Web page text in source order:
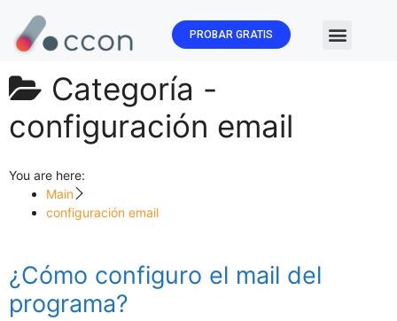
PROBAR GRATIS
Categoría -
configuración email
You are here:
Main
configuración email
¿Cómo configuro el mail del
programa?